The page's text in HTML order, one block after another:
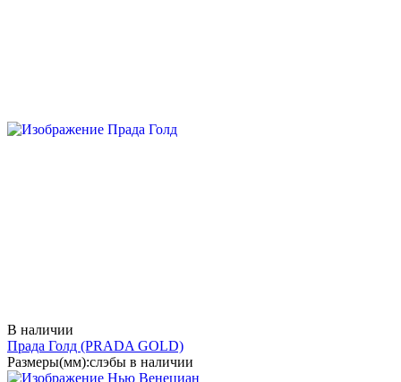
В наличии
Прада Голд (PRADA GOLD)
Размеры(мм):слэбы в наличии